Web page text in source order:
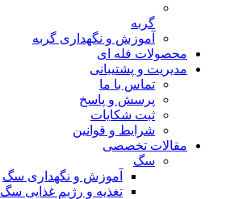
گربه
آموزش و نگهداری گربه
محصولات فله ای
مدیریت و پشتیبانی
تماس با ما
پرسش و پاسخ
ثبت شکایات
شرایط و قوانین
مقالات تخصصی
سگ
آموزش و نگهداری سگ
تغذیه و رژیم غذایی سگ